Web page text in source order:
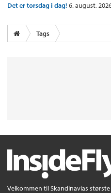
Det er torsdag i dag! 6. august,
Tags
Velkommen til Skandinavias